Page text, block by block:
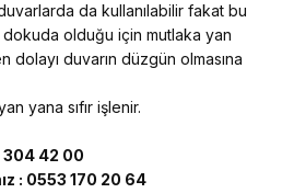
da kullanılabilir fakat bu
dokuda olduğu için mutlaka yan
dolayı duvarın düzgün olmasına
yana sıfır işlenir.
42 00
: 0553 170 20 64